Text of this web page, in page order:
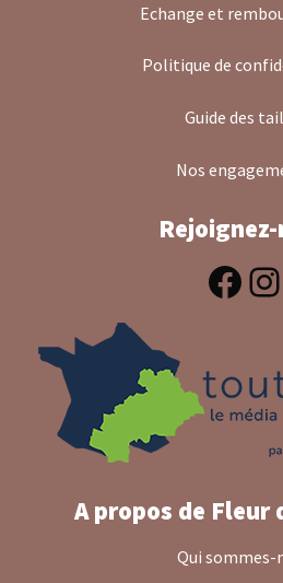
Echange et
Politique de
Guide des
Nos
A propos de Fleur
Qui sommes-